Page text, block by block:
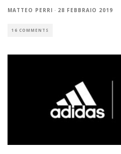
MATTEO PERRI · 28 FEBBRAIO 2019
16 COMMENTS